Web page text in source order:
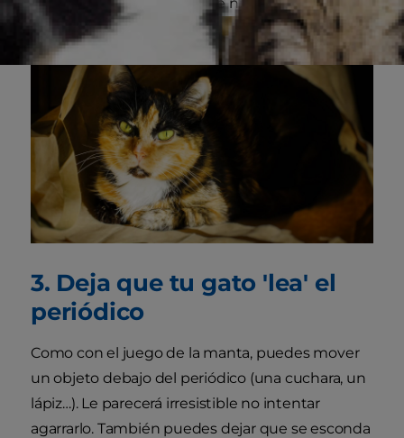
3. Deja que tu gato 'lea' el
periódico
Como con el juego de la manta, puedes mover
un objeto debajo del periódico (una cuchara, un
lápiz…). Le parecerá irresistible no intentar
agarrarlo. También puedes dejar que se esconda